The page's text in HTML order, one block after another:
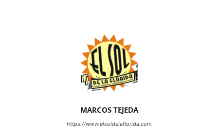
MARCOS TEJEDA
https://www.elsoldelaflorida.com